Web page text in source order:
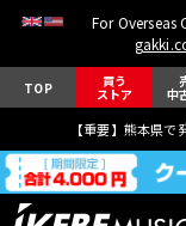
For Overseas
TOP 買う
ストア 中
【重要】熊本県